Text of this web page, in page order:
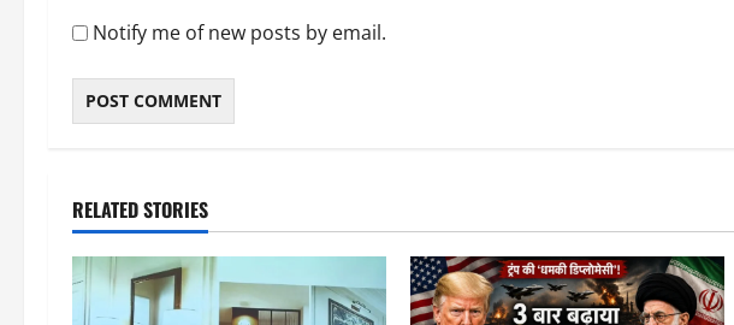
Notify me of new posts by email.
RELATED STORIES